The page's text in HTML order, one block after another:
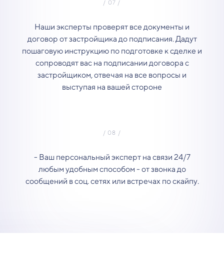
Наши эксперты проверят все документы и
договор от застройщика до подписания. Дадут
пошаговую инструкцию по подготовке к сделке и
сопроводят вас на подписании договора с
застройщиком, отвечая на все вопросы и
выступая на вашей стороне
- Ваш персональный эксперт на связи 24/7
любым удобным способом - от звонка до
сообщений в соц. сетях или встречах по скайпу.